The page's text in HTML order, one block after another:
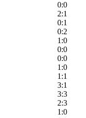
0:0
2:1
0:1
0:2
1:0
0:0
0:0
1:0
1:1
3:1
3:3
2:3
1:0